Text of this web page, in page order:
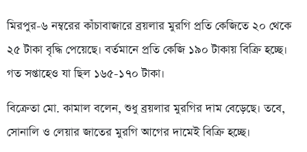
মিরপুর-৬ নম্বরের কাঁচাবাজারে ব্রয়লার মুরগি প্রতি কেজিতে ২০ থেকে
২৫ টাকা বৃদ্ধি পেয়েছে। বর্তমানে প্রতি কেজি ১৯০ টাকায় বিক্রি হচ্ছে।
গত সপ্তাহেও যা ছিল ১৬৫-১৭০ টাকা।
বিক্রেতা মো. কামাল বলেন, শুধু ব্রয়লার মুরগির দাম বেড়েছে। তবে,
সোনালি ও লেয়ার জাতের মুরগি আগের দামেই বিক্রি হচ্ছে।